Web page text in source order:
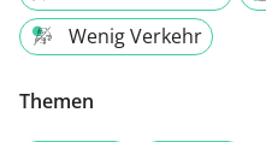
Wenig Verkehr
Themen